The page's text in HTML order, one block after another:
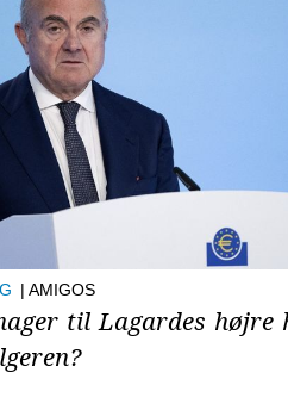
| AMIGOS
til Lagardes højre